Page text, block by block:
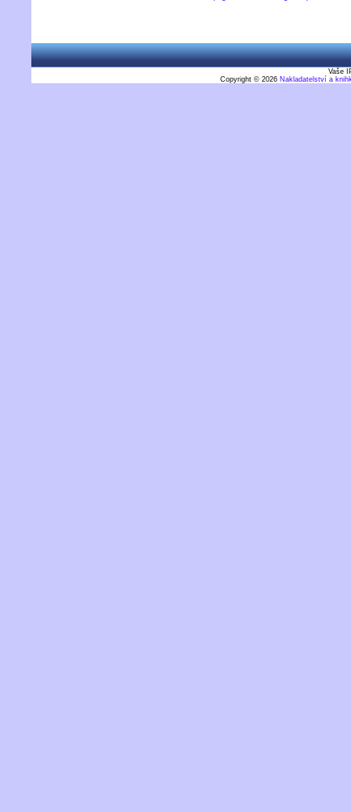
Vaše
Copyright © 2026 Nakladatelství a